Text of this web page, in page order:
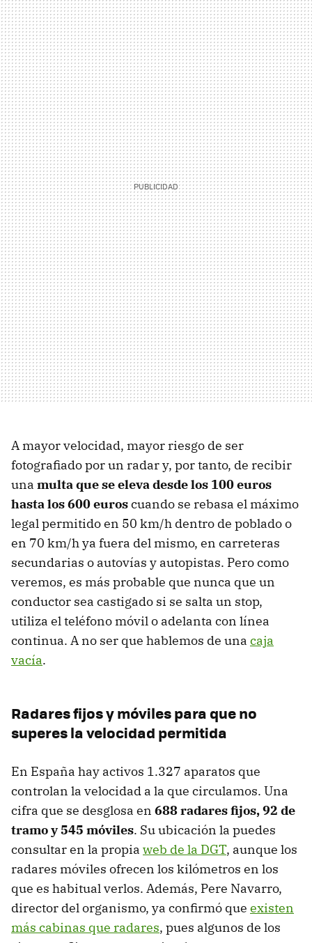
A mayor velocidad, mayor riesgo de ser
fotografiado por un radar y, por tanto, de recibir
una multa que se eleva desde los 100 euros
hasta los 600 euroscuando se rebasa el máximo
legal permitido en 50 km/h dentro de poblado o
en 70 km/h ya fuera del mismo, en carreteras
secundarias o autovías y autopistas. Pero como
veremos, es más probable que nunca que un
conductor sea castigado si se salta un stop,
utiliza el teléfono móvil o adelanta con línea
continua. A no ser que hablemos de una caja
vacía.
Radares fijos y móviles para que no
superes la velocidad permitida
En España hay activos 1.327 aparatos que
controlan la velocidad a la que circulamos. Una
cifra que se desglosa en 688 radares fijos, 92 de
tramo y 545 móviles. Su ubicación la puedes
consultar en la propia web de la DGT, aunque los
radares móviles ofrecen los kilómetros en los
que es habitual verlos. Además, Pere Navarro,
director del organismo, ya confirmó que existen
más cabinas que radares, pues algunos de los